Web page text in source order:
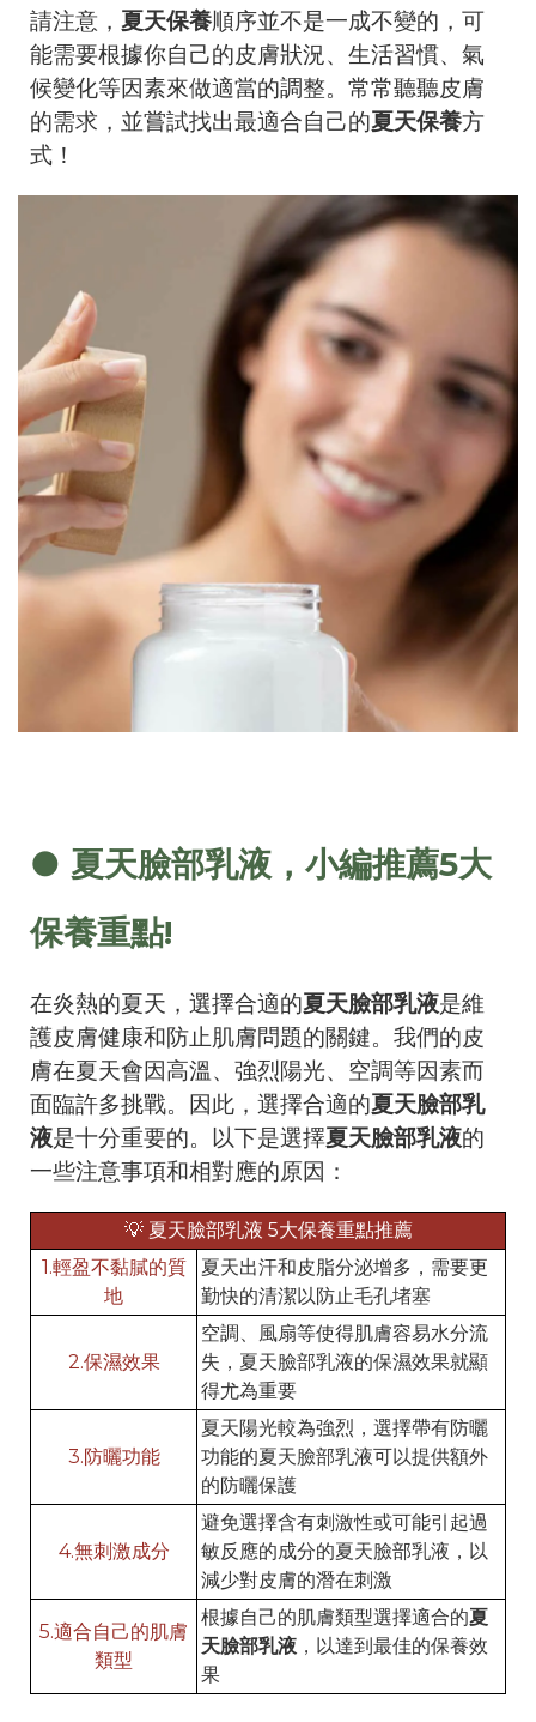
請注意， 夏天保養順序並不是一成不變的，可
能需要根據你自己的皮膚狀況、生活習慣、氣
候變化等因素來做適當的調整。常常聽聽皮膚
的需求，並嘗試找出最適合自己的夏天保養方
式！
● 夏天臉部乳液，小編推薦5大
保養重點!
在炎熱的夏天，選擇合適的夏天臉部乳液是維
護皮膚健康和防止肌膚問題的關鍵。我們的皮
膚在夏天會因高溫、強烈陽光、空調等因素而
面臨許多挑戰。因此，選擇合適的夏天臉部乳
液是十分重要的。以下是選擇夏天臉部乳液的
一些注意事項和相對應的原因：
💡 夏天臉部乳液 5大保養重點推薦
1.輕盈不黏膩的質
地
夏天出汗和皮脂分泌增多，需要更
勤快的清潔以防止毛孔堵塞
2.保濕效果
空調、風扇等使得肌膚容易水分流
失，夏天臉部乳液的保濕效果就顯
得尤為重要
3.防曬功能
夏天陽光較為強烈，選擇帶有防曬
功能的夏天臉部乳液可以提供額外
的防曬保護
4.無刺激成分
避免選擇含有刺激性或可能引起過
敏反應的成分的夏天臉部乳液，以
減少對皮膚的潛在刺激
5.適合自己的肌膚
類型
根據自己的肌膚類型選擇適合的夏
天臉部乳液 ，以達到最佳的保養效
果